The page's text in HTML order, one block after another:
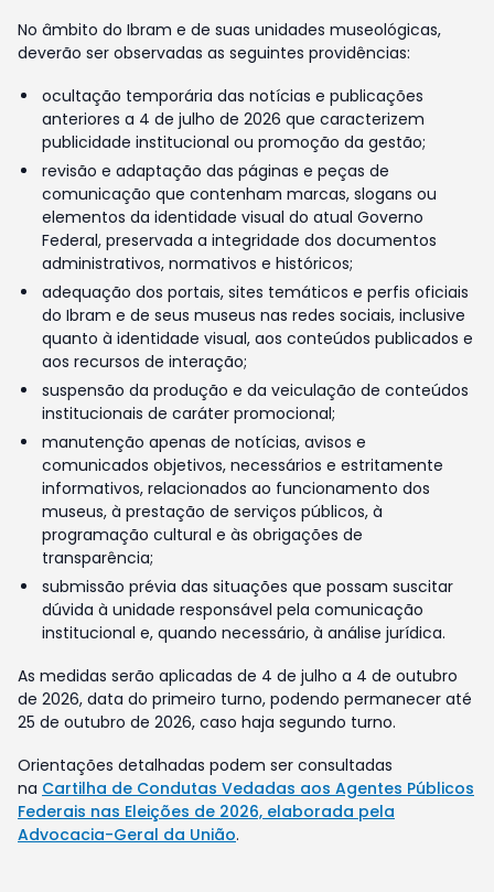
No âmbito do Ibram e de suas unidades museológicas,
deverão ser observadas as seguintes providências:
ocultação temporária das notícias e publicações
anteriores a 4 de julho de 2026 que caracterizem
publicidade institucional ou promoção da gestão;
revisão e adaptação das páginas e peças de
comunicação que contenham marcas, slogans ou
elementos da identidade visual do atual Governo
Federal, preservada a integridade dos documentos
administrativos, normativos e históricos;
adequação dos portais, sites temáticos e perfis oficiais
do Ibram e de seus museus nas redes sociais, inclusive
quanto à identidade visual, aos conteúdos publicados e
aos recursos de interação;
suspensão da produção e da veiculação de conteúdos
institucionais de caráter promocional;
manutenção apenas de notícias, avisos e
comunicados objetivos, necessários e estritamente
informativos, relacionados ao funcionamento dos
museus, à prestação de serviços públicos, à
programação cultural e às obrigações de
transparência;
submissão prévia das situações que possam suscitar
dúvida à unidade responsável pela comunicação
institucional e, quando necessário, à análise jurídica.
As medidas serão aplicadas de 4 de julho a 4 de outubro
de 2026, data do primeiro turno, podendo permanecer até
25 de outubro de 2026, caso haja segundo turno.
Orientações detalhadas podem ser consultadas
na Cartilha de Condutas Vedadas aos Agentes Públicos
Federais nas Eleições de 2026, elaborada pela
Advocacia-Geral da União.